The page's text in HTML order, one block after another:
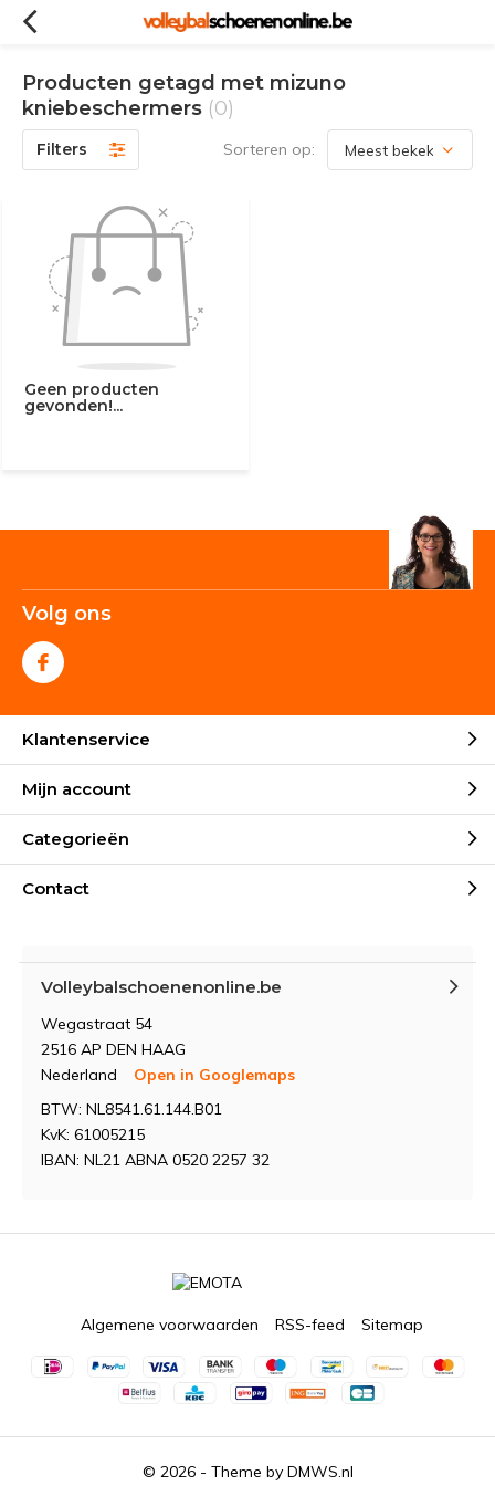
Producten getagd met mizuno
kniebeschermers (0)
Filters Sorteren op:
Geen producten
gevonden!...
Volg ons
Klantenservice
Mijn account
Categorieën
Contact
Volleybalschoenenonline.be
Wegastraat 54
2516 AP DEN HAAG
Nederland
Open in Googlemaps
BTW: NL8541.61.144.B01
KvK: 61005215
IBAN: NL21 ABNA 0520 2257 32
© 2026 - Theme by DMWS.nl
Algemene voorwaarden RSS-feed Sitemap